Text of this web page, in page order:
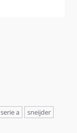
serie a sneijder